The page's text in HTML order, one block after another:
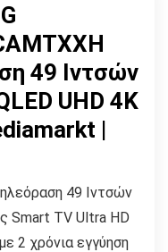
49 Ιντσών
UHD 4K
|
49 Ιντσών
Smart TV Ultra HD
2 χρόνια εγγύηση